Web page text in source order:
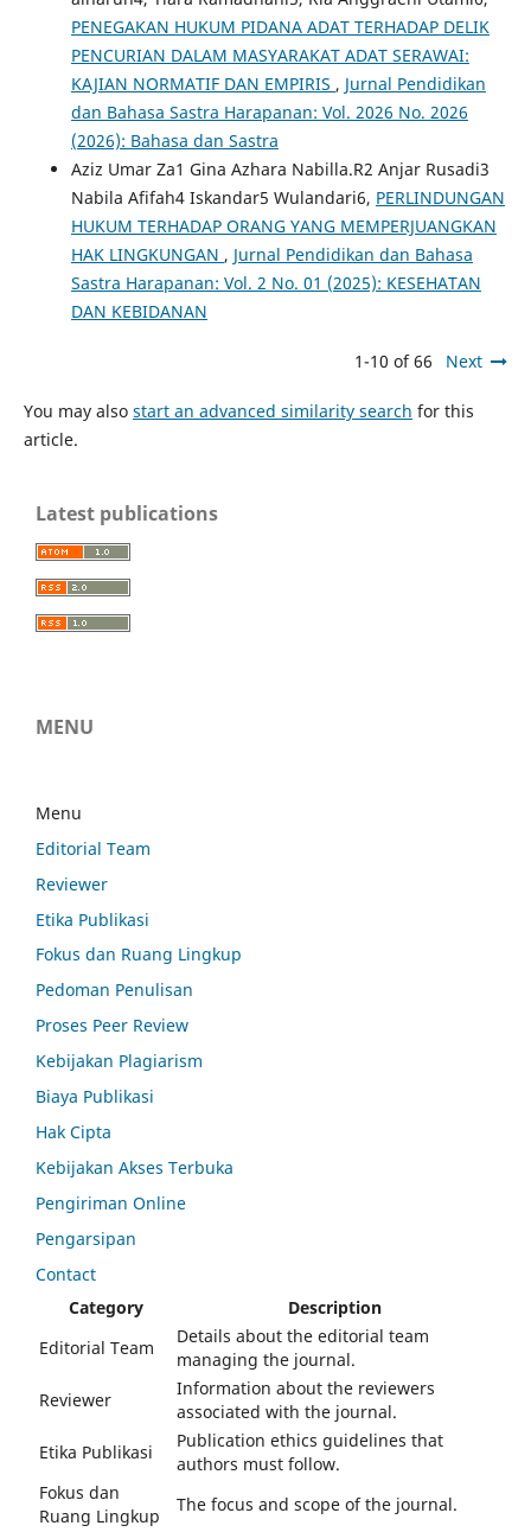
PENEGAKAN HUKUM PIDANA ADAT TERHADAP DELIK
PENCURIAN DALAM MASYARAKAT ADAT SERAWAI:
KAJIAN NORMATIF DAN EMPIRIS , Jurnal Pendidikan
dan Bahasa Sastra Harapanan: Vol. 2026 No. 2026
(2026): Bahasa dan Sastra
Aziz Umar Za1 Gina Azhara Nabilla.R2 Anjar Rusadi3
Nabila Afifah4 Iskandar5 Wulandari6, PERLINDUNGAN
HUKUM TERHADAP ORANG YANG MEMPERJUANGKAN
HAK LINGKUNGAN , Jurnal Pendidikan dan Bahasa
Sastra Harapanan: Vol. 2 No. 01 (2025): KESEHATAN
DAN KEBIDANAN
1-10 of 66 Next
You may also start an advanced similarity search for this
article.
Latest publications
MENU
Menu
Editorial Team
Reviewer
Etika Publikasi
Fokus dan Ruang Lingkup
Pedoman Penulisan
Proses Peer Review
Kebijakan Plagiarism
Biaya Publikasi
Hak Cipta
Kebijakan Akses Terbuka
Pengiriman Online
Pengarsipan
Contact
Category
Description
Editorial Team
Details about the editorial team
managing the journal.
Reviewer
Information about the reviewers
associated with the journal.
Etika Publikasi
Publication ethics guidelines that
authors must follow.
Fokus dan
Ruang Lingkup
The focus and scope of the journal.